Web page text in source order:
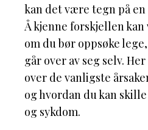
kan det være tegn på en
Å kjenne forskjellen
om du bør oppsøke
går over av seg selv.
over de vanligste
og hvordan du kan
og sykdom.